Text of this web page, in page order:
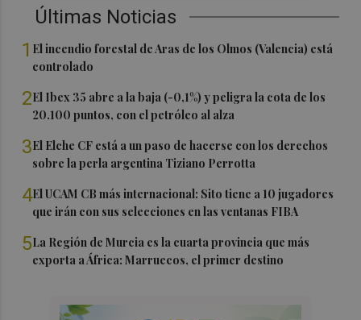
Últimas Noticias
1 El incendio forestal de Aras de los Olmos (Valencia) está
controlado
2El Ibex 35 abre a la baja (-0,1%) y peligra la cota de los
20.100 puntos, con el petróleo al alza
3El Elche CF está a un paso de hacerse con los derechos
sobre la perla argentina Tiziano Perrotta
4El UCAM CB más internacional: Sito tiene a 10 jugadores
que irán con sus selecciones en las ventanas FIBA
5La Región de Murcia es la cuarta provincia que más
exporta a África: Marruecos, el primer destino